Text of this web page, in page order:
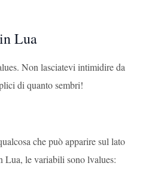
Lua
Non lasciatevi intimidire da
di quanto sembri!
che può apparire sul lato
Lua, le variabili sono lvalues: